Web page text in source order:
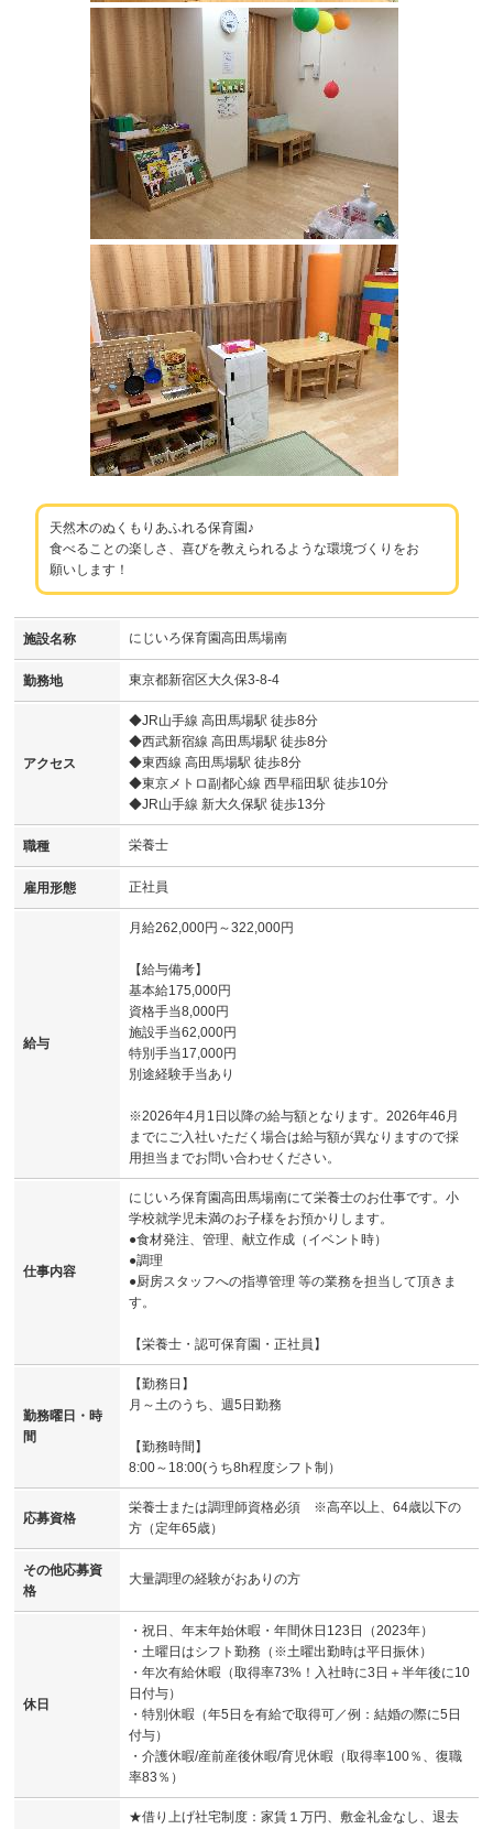
天然木のぬくもりあふれる保育園♪
食べることの楽しさ、喜びを教えられるような環境づくりをお
願いします！
施設名称 にじいろ保育園高田馬場南
勤務地 東京都新宿区大久保3-8-4
アクセス
◆JR山手線 高田馬場駅 徒歩8分
◆西武新宿線 高田馬場駅 徒歩8分
◆東西線 高田馬場駅 徒歩8分
◆東京メトロ副都心線 西早稲田駅 徒歩10分
◆JR山手線 新大久保駅 徒歩13分
職種 栄養士
雇用形態 正社員
給与
月給262,000円～322,000円
【給与備考】
基本給175,000円
資格手当8,000円
施設手当62,000円
特別手当17,000円
別途経験手当あり
※2026年4月1日以降の給与額となります。2026年46月
までにご入社いただく場合は給与額が異なりますので採
用担当までお問い合わせください。
仕事内容
にじいろ保育園高田馬場南にて栄養士のお仕事です。小
学校就学児未満のお子様をお預かりします。
●食材発注、管理、献立作成（イベント時）
●調理
●厨房スタッフへの指導管理 等の業務を担当して頂きま
す。
【栄養士・認可保育園・正社員】
勤務曜日・時
間
【勤務日】
月～土のうち、週5日勤務
【勤務時間】
8:00～18:00(うち8h程度シフト制）
応募資格
栄養士または調理師資格必須 ※高卒以上、64歳以下の
方（定年65歳）
その他応募資
格
大量調理の経験がおありの方
休日
・祝日、年末年始休暇・年間休日123日（2023年）
・土曜日はシフト勤務（※土曜出勤時は平日振休）
・年次有給休暇（取得率73%！入社時に3日＋半年後に10
日付与）
・特別休暇（年5日を有給で取得可／例：結婚の際に5日
付与）
・介護休暇/産前産後休暇/育児休暇（取得率100％、復職
率83％）
★借り上げ社宅制度：家賃１万円、敷金礼金なし、退去